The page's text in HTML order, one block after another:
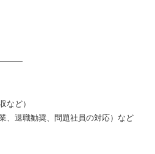
など）
、退職勧奨、問題社員の対応）など